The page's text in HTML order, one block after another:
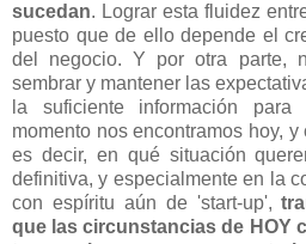
sucedan. Lograr esta fluidez
puesto que de ello depende el
del negocio. Y por otra parte,
sembrar y mantener las
la suficiente información
momento nos encontramos hoy,
es decir, en qué situación
definitiva, y especialmente en la
con espíritu aún de 'start-up',
que las circunstancias de HOY